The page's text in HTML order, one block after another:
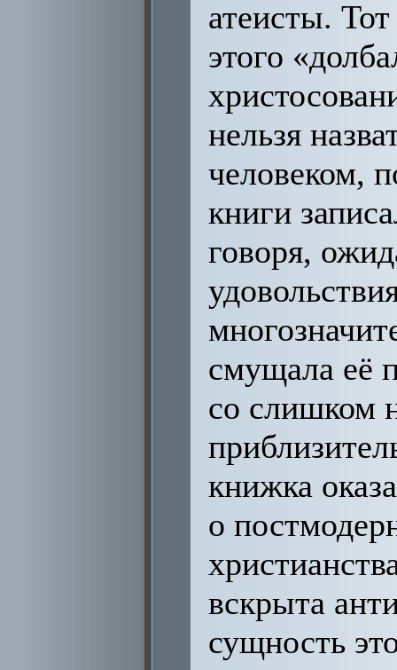
атеисты.
этого
нельзя
человеком,
книги
говоря,
смущала её
со слишком
книжка
о
вскрыта
сущность